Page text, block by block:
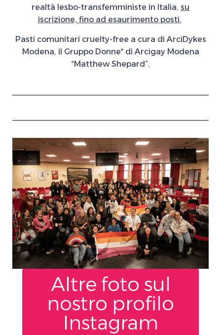
realtà lesbo-transfemministe in Italia, su
iscrizione, fino ad esaurimento posti.
Pasti comunitari cruelty-free a cura di ArciDykes
Modena, il Gruppo Donne* di Arcigay Modena
“Matthew Shepard”.
Altre foto sul
nostro profilo
Instagram